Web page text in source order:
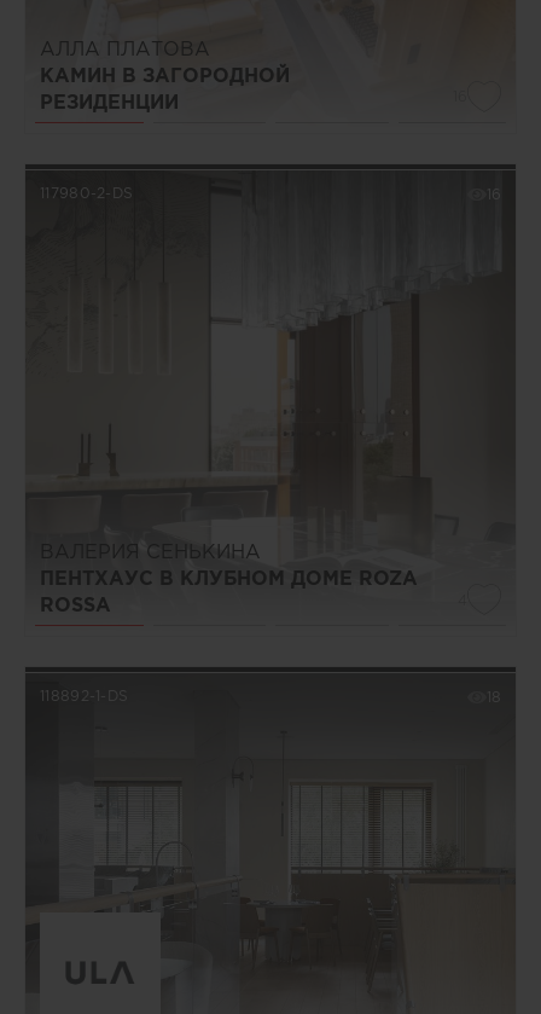
АЛЛА ПЛАТОВА
КАМИН В ЗАГОРОДНОЙ
РЕЗИДЕНЦИИ
117980-2-DS 16
ВАЛЕРИЯ СЕНЬКИНА
ПЕНТХАУС В КЛУБНОМ ДОМЕ ROZA
ROSSA
118892-1-DS 18